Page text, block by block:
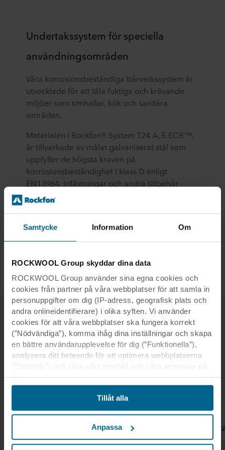
Samtycke Information Om
ROCKWOOL Group skyddar dina data
ROCKWOOL Group använder sina egna cookies och
cookies från partner på våra webbplatser för att samla in
personuppgifter om dig (IP-adress, geografisk plats och
andra onlineidentifierare) i olika syften. Vi använder
cookies för att våra webbplatser ska fungera korrekt
(”Nödvändiga”), komma ihåg dina inställningar och skapa
en bättre användarupplevelse för dig (”Funktionella”),
analysera ditt beteende för att optimera webbplatserna
sociala medier och externa webbplatser baserat på ditt
beteende på våra webbplatser (”Marknadsföring”).
Information om din användning av våra webbplatser kan
komma att lämnas ut till våra sociala medie-, reklam- och
uppgifter med annan information som de har fått tidigare
eller som de har samlat in genom din användning av
Tillåt alla
Anpassa
Undertakssystem för speciella
användningsområden
Våra korrosionsbeständiga bärverkssystem är
utvecklade för att tåla fuktiga och krävande
miljöer som simhallar, kök och sanitära
områden.
Materialen i Rockfon® System T24 A, E ECR™,
är tillverkade av målat galvaniserat stål som
uppfyller de högsta kraven på
korrosionsbeständighet i klass D enligt
EN13964. Infästningar och andra tillbehör
tillverkas med samma nivå av
Mer om Rockfon® System T24 A, E ECR™
Är du redo att ta reda vad en hållbar
och fukttålig undertakslösning är?